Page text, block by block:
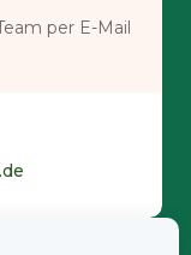
per E-Mail